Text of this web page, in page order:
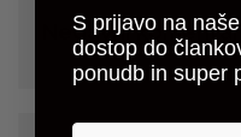
Nedavni
S prijavo na
dostop do
ponudb in super